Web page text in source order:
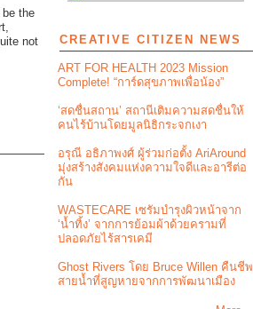
the
not
CREATIVE CITIZEN NEWS
ART FOR HEALTH 2023 Mission
Complete! “การ์ดสุขภาพเพื่อน้อง”
‘สดชื่นสถาน’ สถานีเติมความสดชื่นให้
คนไร้บ้านโดยมูลนิธิกระจกเงา
อรุณี อธิภาพงศ์ ผู้ร่วมก่อตั้ง AriAround
มุ่งสร้างสังคมแห่งความใจดีและอารีต่อ
กัน
WASTECARE เซรัมบำรุงผิวหน้าจาก
‘น้ำทิ้ง’ จากการย้อมผ้าด้วยครามที่
ปลอดภัยไร้สารเคมี
Ghost Rivers โดย Bruce Willen คืนชีพ
สายน้ำที่สูญหายจากการพัฒนาเมือง